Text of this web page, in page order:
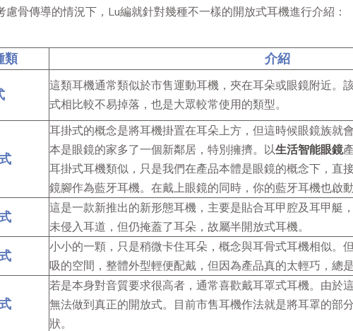
骨傳導的情況下，Lu編就針對幾種不一樣的開放式耳機進行介紹：
類 介紹
這類耳機通常類似於市售運動耳機，夾在耳朵或眼鏡附近。
式相比較不易掉落，也是大眾較常使用的類型。
耳掛式的概念是將耳機掛置在耳朵上方，但這時候眼鏡族就
本是眼鏡的家多了一個新鄰居，特別擁擠。以生活智能眼鏡
耳掛式耳機類似，只是我們在產品本體是眼鏡的概念下，直
鏡腳作為藍牙耳機。在戴上眼鏡的同時，你的藍牙耳機也啟動
這是一款新推出的新形態耳機，主要是貼合耳甲腔及耳甲艇
未侵入耳道，但仍掩蓋了耳朵，故屬半開放式耳機。
小小的一顆，只是稍微卡住耳朵，概念與耳骨式耳機相似。
吸的空間，整體外型輕便配戴，但因為產品真的太輕巧，總
若是本身對音質要求很高者，通常喜歡戴耳罩式耳機。由於
無法做到真正的開放式。目前市售耳機作法就是將耳罩的部
狀。